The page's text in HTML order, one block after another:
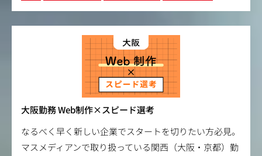
大阪勤務 Web制作×スピード選考
なるべく早く新しい企業でスタートを切りたい方必見。
マスメディアンで取り扱っている関西（大阪・京都）勤